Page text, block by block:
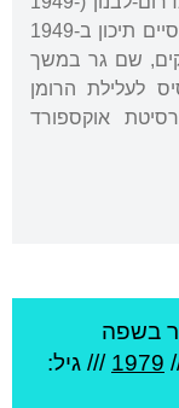
1948), ולאחר מכן חזר למשפחתו בכפר. סיים תיכון ב-1949
שם גר במשך
בסיס לעלילת הרומן
אוקספורד
בשפה
1979 /// גיל: